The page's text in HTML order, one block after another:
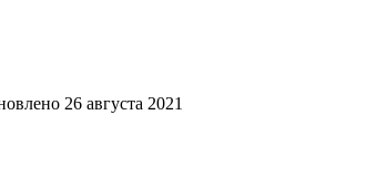
26 августа 2021